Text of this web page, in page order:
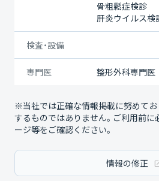
骨粗鬆症検診
肝炎ウイルス検
検査・設備
専門医 整形外科専門医
※当社では正確な情報掲載に努めてお
するものではありません。ご利用前に
ージ等をご確認ください。
情報の修正